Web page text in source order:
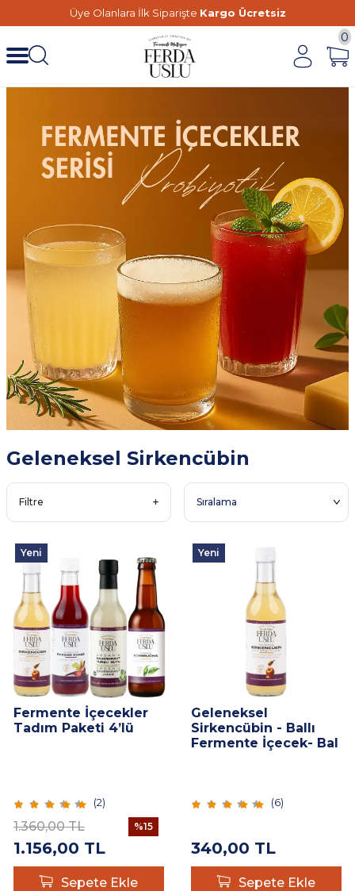
Üye Olanlara İlk Siparişte Kargo Ücretsiz
0
Geleneksel Sirkencübin
Filtre
Yeni
Fermente İçecekler
Tadım Paketi 4’lü
1.360,00TL
1.156,00 TL
%15
Sepete Ekle
(2)
Yeni
Geleneksel
Sirkencübin - Ballı
Fermente İçecek- Bal
340,00 TL
Sepete Ekle
(6)